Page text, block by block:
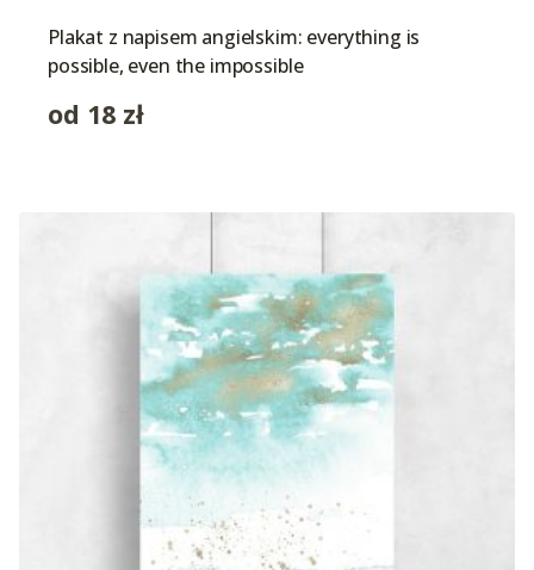
Plakat z napisem angielskim: everything is
possible, even the impossible
od 18 zł